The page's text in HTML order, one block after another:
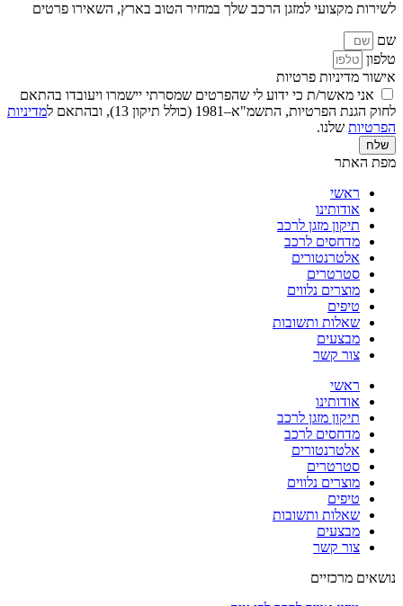
לשירות מקצועי למזגן הרכב שלך במחיר הטוב בארץ, השאירו פרטים
שם
טלפון
אישור מדיניות פרטיות
אני מאשר/ת כי ידוע לי שהפרטים שמסרתי יישמרו ויעובדו בהתאם
לחוק הגנת הפרטיות, התשמ"א–1981 (כולל תיקון 13), ובהתאם ל
מדיניות
הפרטיות שלנו.
שלח
מפת האתר
ראשי
אודותינו
תיקון מזגן לרכב
מדחסים לרכב
אלטרנטורים
סטרטרים
מוצרים נלווים
טיפים
שאלות ותשובות
מבצעים
צור קשר
ראשי
אודותינו
תיקון מזגן לרכב
מדחסים לרכב
אלטרנטורים
סטרטרים
מוצרים נלווים
טיפים
שאלות ותשובות
מבצעים
צור קשר
נושאים מרכזיים